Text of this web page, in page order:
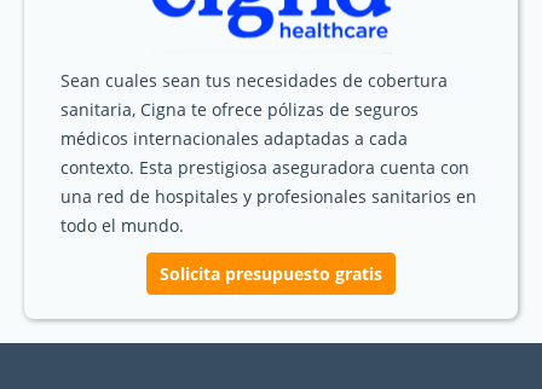
Sean cuales sean tus necesidades de cobertura
sanitaria, Cigna te ofrece pólizas de seguros
médicos internacionales adaptadas a cada
contexto. Esta prestigiosa aseguradora cuenta con
una red de hospitales y profesionales sanitarios en
todo el mundo.
Solicita presupuesto gratis